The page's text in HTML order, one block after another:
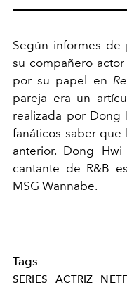
Según informes de
su compañero
por su papel en
pareja era un
realizada por Dong
fanáticos saber que
anterior. Dong
cantante de R&B
MSG Wannabe.
Tags
SERIES ACTRIZ